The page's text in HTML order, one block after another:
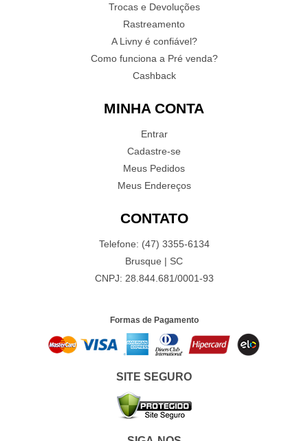
Trocas e Devoluções
Rastreamento
A Livny é confiável?
Como funciona a Pré venda?
Cashback
MINHA CONTA
Entrar
Cadastre-se
Meus Pedidos
Meus Endereços
CONTATO
Telefone: (47) 3355-6134
Brusque | SC
CNPJ: 28.844.681/0001-93
Formas de Pagamento
SITE SEGURO